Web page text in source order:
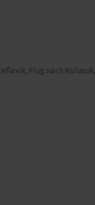
Flug nach Kulusuk,